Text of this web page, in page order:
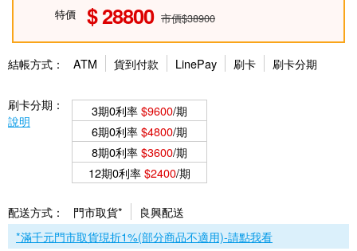
特價 28800 市價$38900
結帳方式： ATM 貨到付款 LinePay 刷卡 刷卡分期
刷卡分期：
說明
3期0利率$9600/期
6期0利率$4800/期
8期0利率$3600/期
12期0利率$2400/期
配送方式： 門市取貨*
良興配送
*滿千元門市取貨現折1%(部分商品不適用)-請點我看